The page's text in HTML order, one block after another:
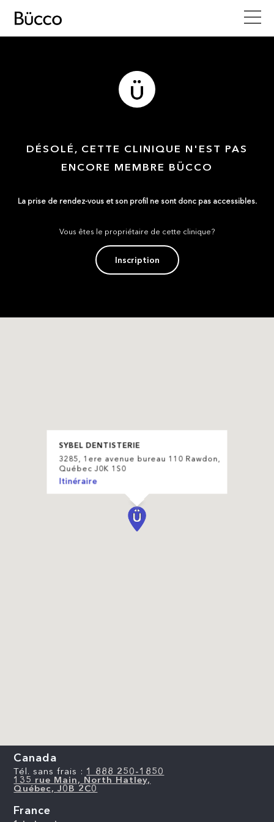
DÉSOLÉ, CETTE CLINIQUE N'EST PAS
ENCORE MEMBRE BÜCCO
La prise de rendez-vous et son profil ne sont donc pas accessibles.
Vous êtes le propriétaire de cette clinique?
Inscription
SYBEL DENTISTERIE
3285, 1ere avenue bureau 110 Rawdon,
Québec J0K 1S0
Itinéraire
Canada
Tél. sans frais : 1 888 250-1850
135 rue Main, North Hatley,
Québec, J0B 2C0
France